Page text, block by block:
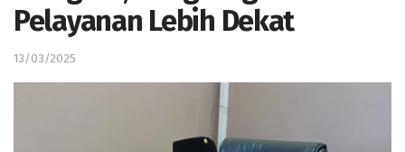
Pelayanan Lebih Dekat
13/03/2025